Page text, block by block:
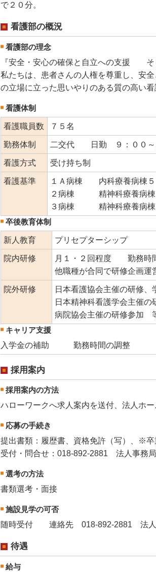
で２０分。
看護部の概況
看護部の理念
『安全・安心の確保と自立への支援 そ
私たちは、患者さんの人権を尊重し、安
の立場に立った思いやりのある質の高い看
看護体制
看護職員数 ７５名
勤務体制 二交代 日勤 ９：００～
看護方式 受け持ち制
看護基準
１Ａ病棟 内科療養
２病棟 精神科療養病棟
３病棟 精神科療養病棟
卒後教育体制
新人教育 プリセプターシップ
院内研修
月１・２回程度 勤務時
他職種が合同で研修企画運
院外研修
日本看護協会主催の研修、
日本精神科看護学会主催の
病院協会主催の研修参加
キャリア支援
入学金の補助
勤務時間の調整
採用案内
採用案内の方法
ハローワークへ求人案内を送付、法人ホ
応募の手続き
提出書類：履歴書、資格免許（写）、※
受付・問合せ：018-892-2881 法人事務
選考の方法
書類選考・面接
施設見学の可否
随時受付 連絡先 018-892-2881 法人
待遇
給与